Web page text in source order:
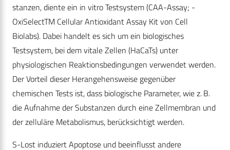
stanzen, diente ein in vitro Testsystem (CAA-Assay; -
OxiSelectTM Cellular Antioxidant Assay Kit von Cell
Biolabs). Dabei handelt es sich um ein biologisches
Testsystem, bei dem vitale Zellen (HaCaTs) unter
physiologischen Reaktionsbedingungen verwendet werden.
Der Vorteil dieser Herangehensweise gegenüber
chemischen Tests ist, dass biologische Parameter, wie z. B.
die Aufnahme der Substanzen durch eine Zellmembran und
der zelluläre Metabolismus, berücksichtigt werden.
S-Lost induziert Apoptose und beeinflusst andere